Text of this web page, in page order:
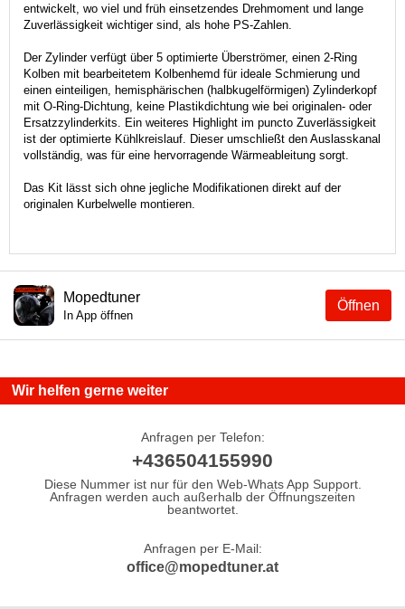
entwickelt, wo viel und früh einsetzendes Drehmoment und lange
Zuverlässigkeit wichtiger sind, als hohe PS-Zahlen.
Der Zylinder verfügt über 5 optimierte Überströmer, einen 2-Ring
Kolben mit bearbeitetem Kolbenhemd für ideale Schmierung und
einen einteiligen, hemisphärischen (halbkugelförmigen) Zylinderkopf
mit O-Ring-Dichtung, keine Plastikdichtung wie bei originalen- oder
Ersatzzylinderkits. Ein weiteres Highlight im puncto Zuverlässigkeit
ist der optimierte Kühlkreislauf. Dieser umschließt den Auslasskanal
vollständig, was für eine hervorragende Wärmeableitung sorgt.
Das Kit lässt sich ohne jegliche Modifikationen direkt auf der
originalen Kurbelwelle montieren.
Öffnen
Mopedtuner
In App öffnen
Wir helfen gerne weiter
Anfragen per Telefon:
+436504155990
Diese Nummer ist nur für den Web-Whats App Support.
Anfragen werden auch außerhalb der Öffnungszeiten
beantwortet.
Anfragen per E-Mail:
office@mopedtuner.at